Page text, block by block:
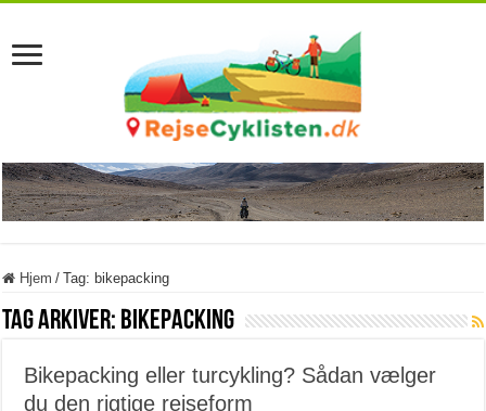
Hjem / Tag: bikepacking
Tag Arkiver: bikepacking
Bikepacking eller turcykling? Sådan vælger
du den rigtige rejseform